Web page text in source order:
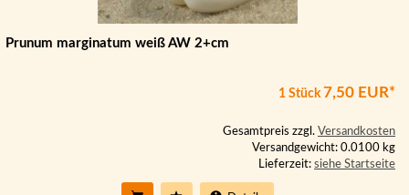
Prunum marginatum weiß AW 2+cm
1 Stück7,50 EUR*
Gesamtpreis zzgl. Versandkosten
Versandgewicht: 0.0100 kg
Lieferzeit: siehe Startseite